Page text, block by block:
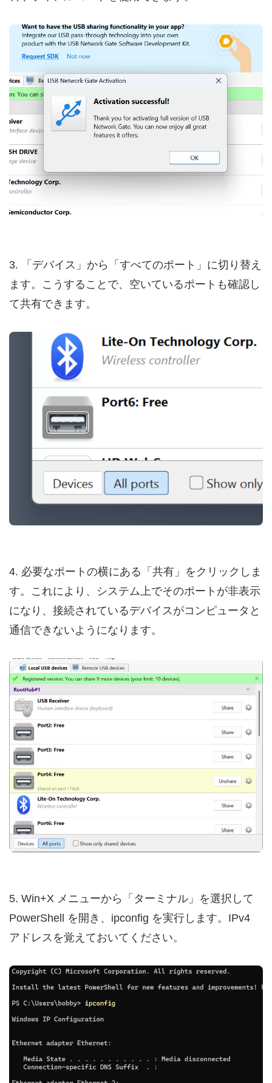
3. 「デバイス」から「すべてのポート」に切り替え
ます。こうすることで、空いているポートも確認し
て共有できます。
4. 必要なポートの横にある「共有」をクリックしま
す。これにより、システム上でそのポートが非表示
になり、接続されているデバイスがコンピュータと
通信できないようになります。
5. Win+X メニューから「ターミナル」を選択して
PowerShell を開き、ipconfig を実行します。IPv4
アドレスを覚えておいてください。